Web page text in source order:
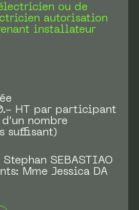
ou de
autorisation
installateur
HT par participant
nombre
suffisant)
SEBASTIAO
Mme Jessica DA